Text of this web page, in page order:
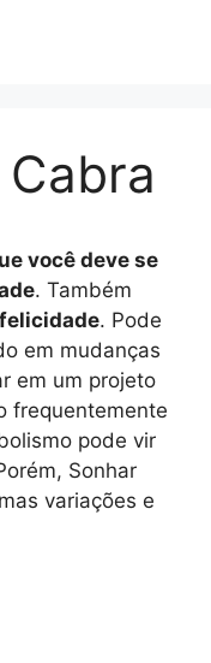
você deve se
. Também
. Pode
em mudanças
em um projeto
frequentemente
pode vir
Sonhar
variações e